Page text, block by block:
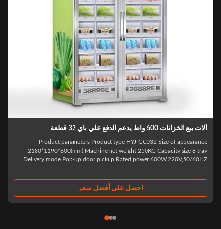
بيع الخزانات 600 واط يدعم الدفع علي باي 32 قطعة
Product parameters Product type HYJ-GC032 Size of
2180*1190*600(mm) Machine net weight 250KG Capacity size 8
Delivery mode Pop-up door pickup Rated power 600W,220V,50/
احصل على أفضل سعر